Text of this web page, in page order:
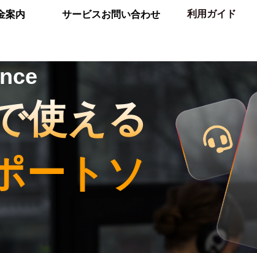
案内 サービスお問い合わせ 利用ガイド
使える
ートソ